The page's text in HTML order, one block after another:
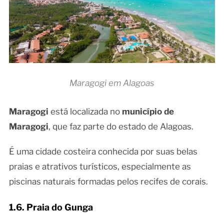
Maragogi em Alagoas
Maragogi está localizada no município de
Maragogi, que faz parte do estado de Alagoas.
É uma cidade costeira conhecida por suas belas
praias e atrativos turísticos, especialmente as
piscinas naturais formadas pelos recifes de corais.
1.6. Praia do Gunga